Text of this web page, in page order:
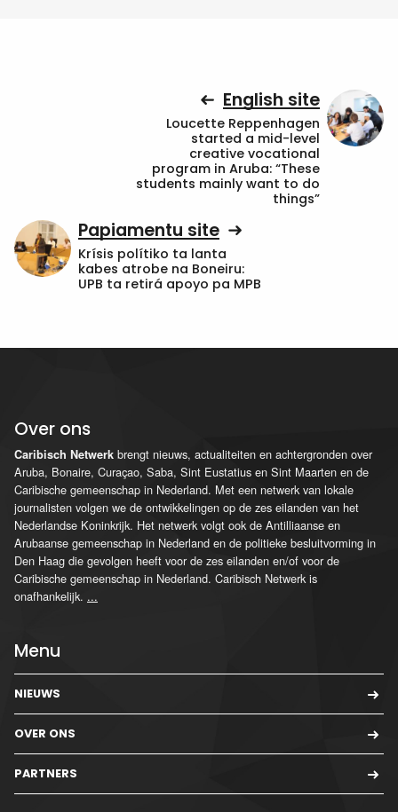
English site
Loucette Reppenhagen
started a mid-level
creative vocational
program in Aruba: “These
students mainly want to do
things”
Papiamentu site
Krísis polítiko ta lanta
kabes atrobe na Boneiru:
UPB ta retirá apoyo pa MPB
Over ons
Caribisch Netwerk brengt nieuws, actualiteiten en achtergronden over
Aruba, Bonaire, Curaçao, Saba, Sint Eustatius en Sint Maarten en de
Caribische gemeenschap in Nederland. Met een netwerk van lokale
journalisten volgen we de ontwikkelingen op de zes eilanden van het
Nederlandse Koninkrijk. Het netwerk volgt ook de Antilliaanse en
Arubaanse gemeenschap in Nederland en de politieke besluitvorming in
Den Haag die gevolgen heeft voor de zes eilanden en/of voor de
Caribische gemeenschap in Nederland. Caribisch Netwerk is
onafhankelijk. ...
Menu
NIEUWS
OVER ONS
PARTNERS